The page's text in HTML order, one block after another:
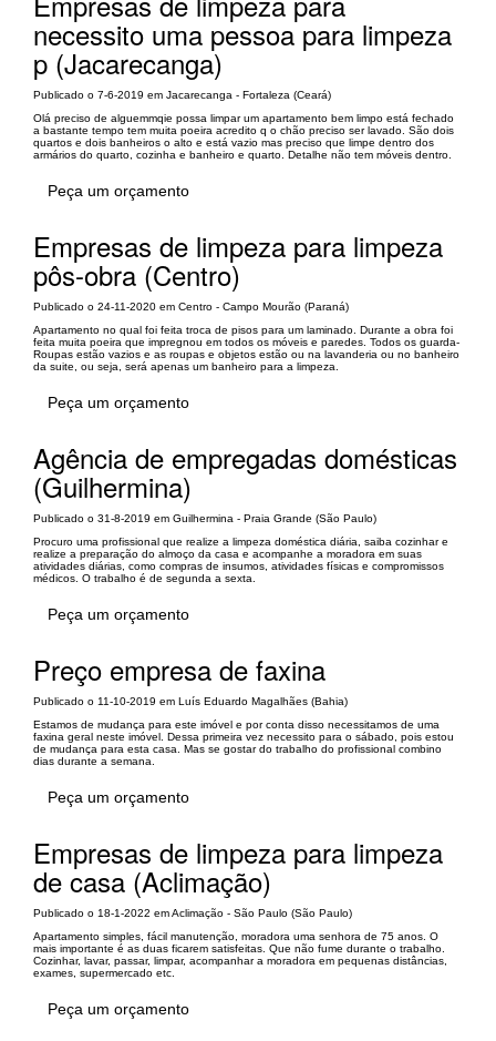
necessito uma pessoa para limpeza
p (Jacarecanga)
Publicado o 7-6-2019 em Jacarecanga - Fortaleza (Ceará)
Olá preciso de alguemmqie possa limpar um apartamento bem limpo está fechado
a bastante tempo tem muita poeira acredito q o chão preciso ser lavado. São dois
quartos e dois banheiros o alto e está vazio mas preciso que limpe dentro dos
armários do quarto, cozinha e banheiro e quarto. Detalhe não tem móveis dentro.
Peça um orçamento
Empresas de limpeza para limpeza
pôs-obra (Centro)
Publicado o 24-11-2020 em Centro - Campo Mourão (Paraná)
Apartamento no qual foi feita troca de pisos para um laminado. Durante a obra foi
feita muita poeira que impregnou em todos os móveis e paredes. Todos os guarda-
Roupas estão vazios e as roupas e objetos estão ou na lavanderia ou no banheiro
da suite, ou seja, será apenas um banheiro para a limpeza.
Peça um orçamento
Agência de empregadas domésticas
(Guilhermina)
Publicado o 31-8-2019 em Guilhermina - Praia Grande (São Paulo)
Procuro uma profissional que realize a limpeza doméstica diária, saiba cozinhar e
realize a preparação do almoço da casa e acompanhe a moradora em suas
atividades diárias, como compras de insumos, atividades físicas e compromissos
médicos. O trabalho é de segunda a sexta.
Peça um orçamento
Preço empresa de faxina
Publicado o 11-10-2019 em Luís Eduardo Magalhães (Bahia)
Estamos de mudança para este imóvel e por conta disso necessitamos de uma
faxina geral neste imóvel. Dessa primeira vez necessito para o sábado, pois estou
de mudança para esta casa. Mas se gostar do trabalho do profissional combino
dias durante a semana.
Peça um orçamento
Empresas de limpeza para limpeza
de casa (Aclimação)
Publicado o 18-1-2022 em Aclimação - São Paulo (São Paulo)
Apartamento simples, fácil manutenção, moradora uma senhora de 75 anos. O
mais importante é as duas ficarem satisfeitas. Que não fume durante o trabalho.
Cozinhar, lavar, passar, limpar, acompanhar a moradora em pequenas distâncias,
exames, supermercado etc.
Peça um orçamento